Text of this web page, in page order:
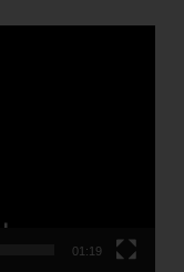
01:19